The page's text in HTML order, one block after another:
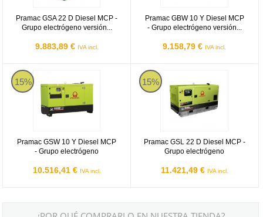
Pramac GSA 22 D Diesel MCP -
Grupo electrógeno versión...
9.883,89 € IVA incl.
Pramac GBW 10 Y Diesel MCP
- Grupo electrógeno versión...
9.158,79 € IVA incl.
15%
Pramac GSW 10 Y Diesel MCP
- Grupo electrógeno
10.516,41 € IVA incl.
Pramac GSW 10 Y Diesel MCP - Grupo electrógeno
15%
Pramac GSL 22 D Diesel MCP -
Grupo electrógeno
11.421,49 € IVA incl.
Pramac GSL 22 D Diesel MCP -